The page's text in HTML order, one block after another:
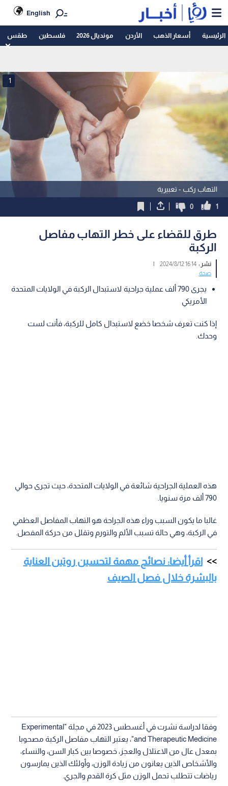
English
الرئيسية أسعار الذهب الأردن مونديال 2026 فلسطين طقس
التهاب ركب - تعبيرية
1
1
0
طرق للقضاء على خطر التهاب مفاصل
الركبة
نشر :16:14 2024/8/12
|
صحة
يجرى 790 ألف عملية جراحية لاستبدال الركبة في الولايات المتحدة
الأمريكي
إذا كنت تعرف شخصا خضع لاستبدال كامل للركبة، فأنت لست
وحدك.
هذه العملية الجراحية شائعة في الولايات المتحدة، حيث تجرى حوالي
790 ألف مرة سنويا.
غالبا ما يكون السبب وراء هذه الجراحة هو التهاب المفاصل العظمي
في الركبة، وهي حالة تسبب الألم والتورم وتقلل من حركة المفصل.
اقرأ أيضا: نصائح مهمة لتحسين روتين العناية
بالبشرة خلال فصل الصيف
وفقا لدراسة نشرت في أغسطس 2023 في مجلة "Experimental
and Therapeutic Medicine"، يعتبر التهاب مفاصل الركبة مصحوبا
بمعدل عال من الاعتلال والعجز، خصوصا بين كبار السن، والنساء،
والأشخاص الذين يعانون من زيادة الوزن، وأولئك الذين يمارسون
رياضات تتطلب تحمل الوزن مثل كرة القدم والجري.